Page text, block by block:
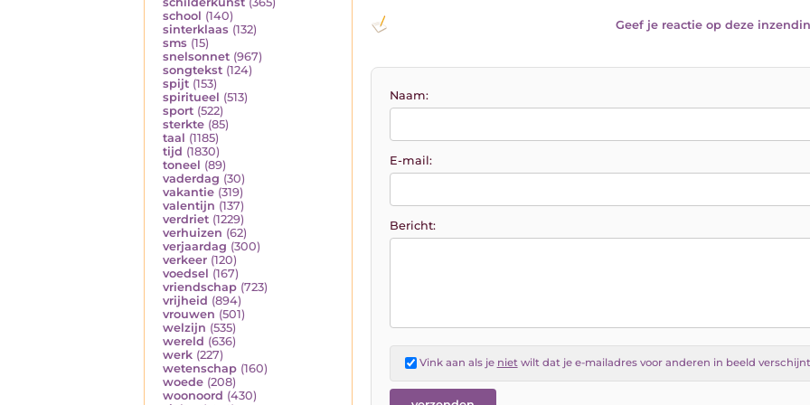
school (140)
sinterklaas (132)
sms (15)
snelsonnet (967)
songtekst (124)
spijt (153)
spiritueel (513)
sport (522)
sterkte (85)
taal (1185)
tijd (1830)
toneel (89)
vaderdag (30)
vakantie (319)
valentijn (137)
verdriet (1229)
verhuizen (62)
verjaardag (300)
verkeer (120)
voedsel (167)
vriendschap (723)
vrijheid (894)
vrouwen (501)
welzijn (535)
wereld (636)
werk (227)
wetenschap (160)
woede (208)
woonoord (430)
Geef je reactie op deze
Naam:
E-mail:
Bericht:
Vink aan als je nietwilt dat je e-mailadres voor anderen in beeld verschijnt